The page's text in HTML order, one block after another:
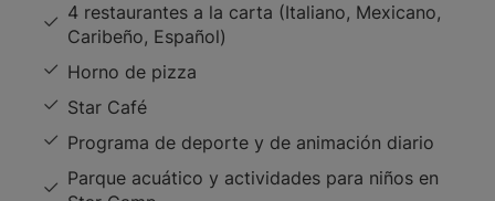
4 restaurantes a la carta (Italiano, Mexicano,
Caribeño, Español)
Horno de pizza
Star Café
Programa de deporte y de animación diario
Parque acuático y actividades para niños en